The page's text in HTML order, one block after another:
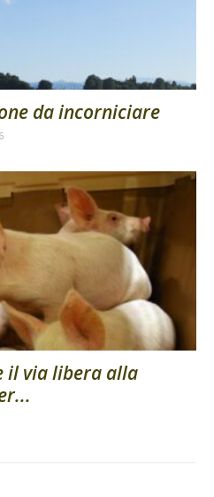
da incorniciare
il via libera alla